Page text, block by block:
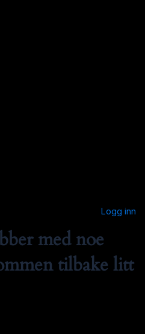
Logg inn
med noe
tilbake litt